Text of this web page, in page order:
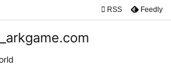

 RSS Feedly